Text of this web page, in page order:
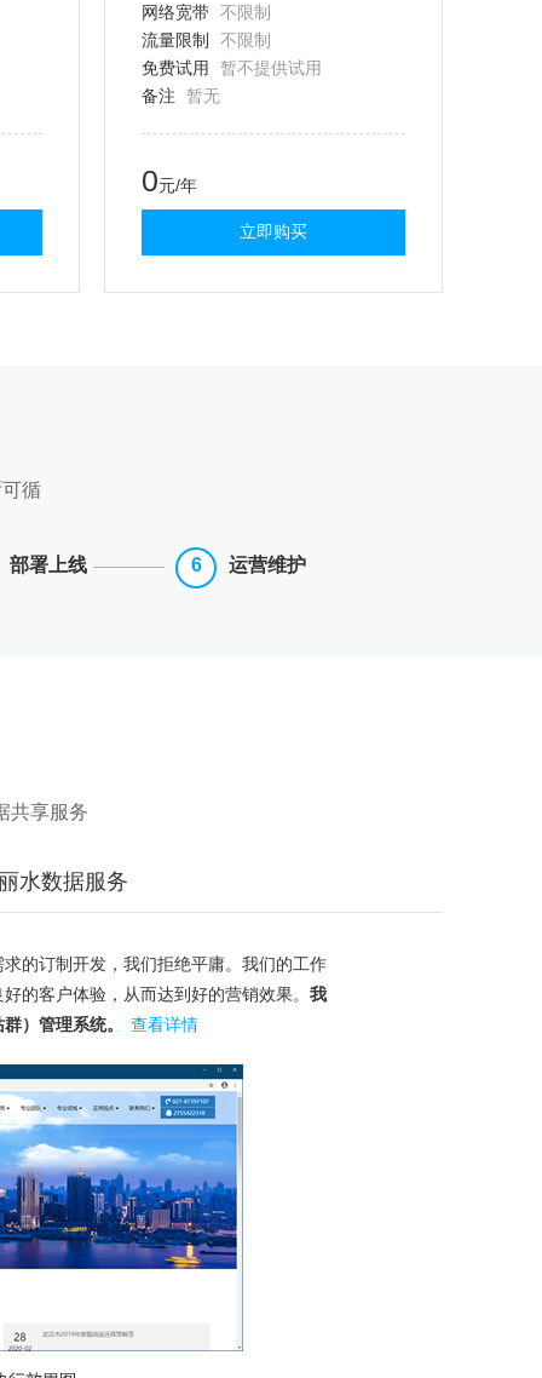
网络宽带 不限制
流量限制
不限制
免费试用
暂不提供试用
备注
暂无
0元/年
立即购买
循
部署上线 运营维护
共享服务
水数据服务
的订制开发，我们拒绝平庸。我们的工作
的客户体验，从而达到好的营销效果。 我
）管理系统。
查看详情